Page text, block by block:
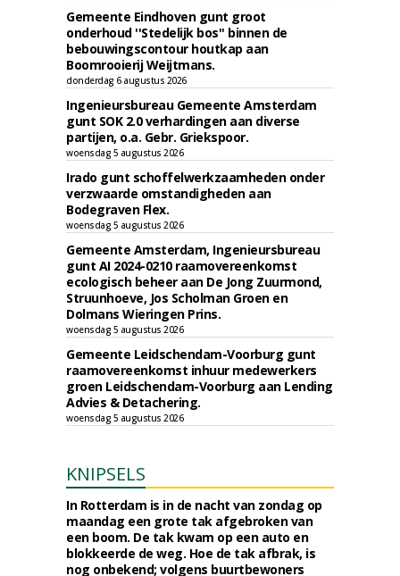
Gemeente Eindhoven gunt groot
onderhoud ''Stedelijk bos'' binnen de
bebouwingscontour houtkap aan
Boomrooierij Weijtmans.
donderdag 6 augustus 2026
Ingenieursbureau Gemeente Amsterdam
gunt SOK 2.0 verhardingen aan diverse
partijen, o.a. Gebr. Griekspoor.
woensdag 5 augustus 2026
Irado gunt schoffelwerkzaamheden onder
verzwaarde omstandigheden aan
Bodegraven Flex.
woensdag 5 augustus 2026
Gemeente Amsterdam, Ingenieursbureau
gunt AI 2024-0210 raamovereenkomst
ecologisch beheer aan De Jong Zuurmond,
Struunhoeve, Jos Scholman Groen en
Dolmans Wieringen Prins.
woensdag 5 augustus 2026
Gemeente Leidschendam-Voorburg gunt
raamovereenkomst inhuur medewerkers
groen Leidschendam-Voorburg aan Lending
Advies & Detachering.
woensdag 5 augustus 2026
KNIPSELS
In Rotterdam is in de nacht van zondag op
maandag een grote tak afgebroken van
een boom. De tak kwam op een auto en
blokkeerde de weg. Hoe de tak afbrak, is
nog onbekend; volgens buurtbewoners